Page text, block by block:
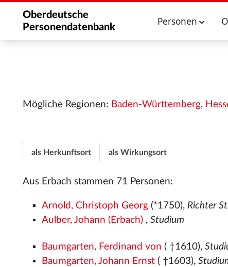
Oberdeutsche
Personendatenbank
Personen
Mögliche Regionen: Baden-Württemberg,
als Herkunftsort als Wirkungsort
Aus Erbach stammen 71 Personen:
Arnold, Christoph Georg (*1750), Richter
Aulber, Johann (Erbach) ,Studium
Baumgarten, Ferdinand von ( †1610),
Baumgarten, Johann Ernst ( †1603),